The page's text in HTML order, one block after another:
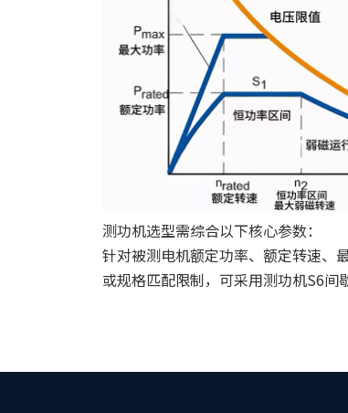
测功机选型需综合以下核心参数：
针对被测电机额定功率、额定转速、
或规格匹配限制，可采用测功机S6间